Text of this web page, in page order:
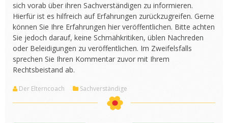
sich vorab über ihren Sachverständigen zu informieren.
Hierfür ist es hilfreich auf Erfahrungen zurückzugreifen. Gerne
können Sie Ihre Erfahrungen hier veröffentlichen. Bitte achten
Sie jedoch darauf, keine Schmähkritiken, üblen Nachreden
oder Beleidigungen zu veröffentlichen. Im Zweifelsfalls
sprechen Sie Ihren Kommentar zuvor mit Ihrem
Rechtsbeistand ab.
Der Elterncoach Sachverständige